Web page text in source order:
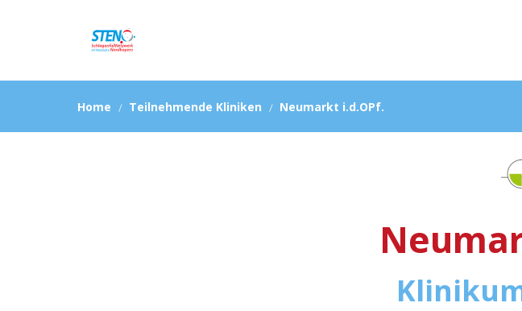
Home Teilnehmende Kliniken Neumarkt i.d.OPf.